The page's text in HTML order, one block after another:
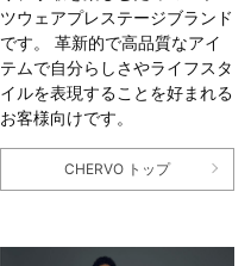
ツウェアプレステージブランド
です。 革新的で高品質なアイ
テムで自分らしさやライフスタ
イルを表現することを好まれる
お客様向けです。
CHERVO トップ